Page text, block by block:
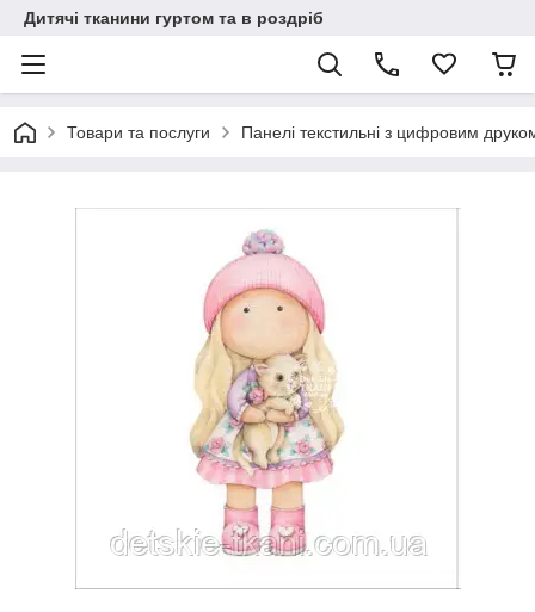
Дитячі тканини гуртом та в роздріб
Товари та послуги Панелі текстильні з цифровим